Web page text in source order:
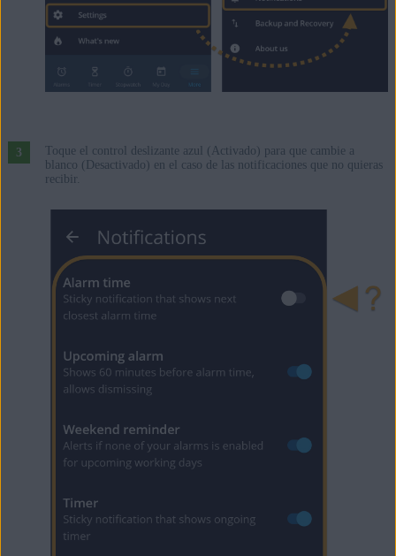
Toque el control deslizante azul (Activado) para que cambie a
blanco (Desactivado) en el caso de las notificaciones que no quieras
recibir.